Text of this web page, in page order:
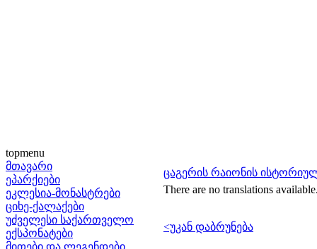
topmenu
მთავარი
ეპარქიები
ეკლესია-მონასტრები
ციხე-ქალაქები
უძველესი საქართველო
ექსპონატები
მითები და ლეგენდები
ცაგერის რაიონის
There are no translations
<უკან დაბრუნება